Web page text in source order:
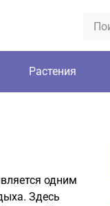
Растения
одним
Здесь